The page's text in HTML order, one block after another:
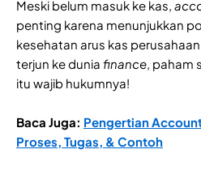
Meski belum masuk ke kas,
penting karena menunjukkan
kesehatan arus kas
terjun ke dunia finance, paham
itu wajib hukumnya!
Baca Juga: Pengertian
Proses, Tugas, & Contoh